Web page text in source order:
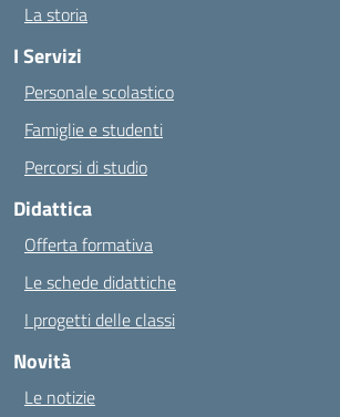
La storia
I Servizi
Personale scolastico
Famiglie e studenti
Percorsi di studio
Didattica
Offerta formativa
Le schede didattiche
I progetti delle classi
Novità
Le notizie